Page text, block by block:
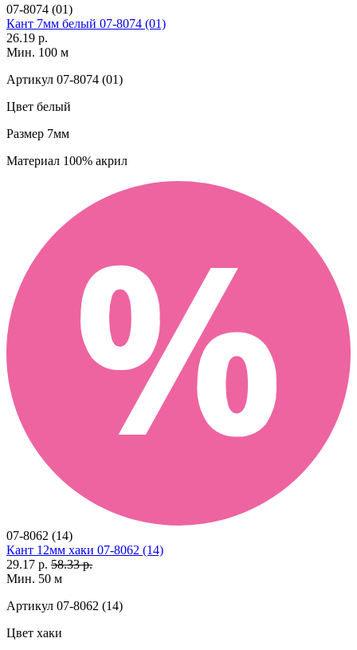
07-8074 (01)
Кант 7мм белый 07-8074 (01)
26.19 р.
Мин. 100 м
Артикул 07-8074 (01)
Цвет белый
Размер 7мм
Материал 100% акрил
07-8062 (14)
Кант 12мм хаки 07-8062 (14)
29.17 р. 58.33 р.
Мин. 50 м
Артикул 07-8062 (14)
Цвет хаки